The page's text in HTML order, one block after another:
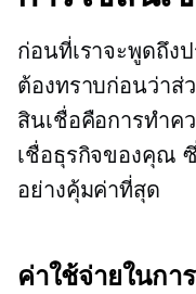
ก่อนที่เราจะพูดถึง
ต้องทราบก่อนว่าส่
สินเชื่อคือการทำค
เชื่อธุรกิจของคุณ
อย่างคุ้มค่าที่สุด
ค่าใช้จ่ายในกา